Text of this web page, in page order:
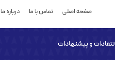
صفحه اصلی تماس با ما درباره ما
و پیشنهادات